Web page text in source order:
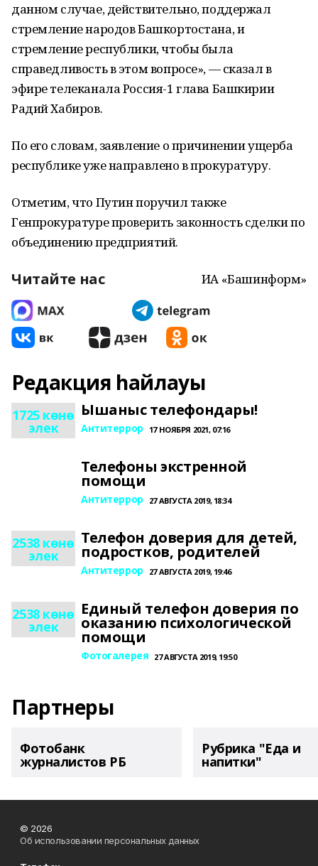
данном случае, действительно, поддержал
стремление народов Башкортостана, и
стремление республики, чтобы была
справедливость в этом вопросе», — сказал в
эфире телеканала Россия-1 глава Башкирии
Радий Хабиров.
По его словам, заявление о причинении ущерба
республике уже направлено в прокуратуру.
Отметим, что Путин поручил также
Генпрокуратуре проверить законность сделки по
объединению предприятий.
ИА «Башинформ»
Читайте нас
Редакция һайлауы
1725 көнө
элек
Ышаныс телефондары!
Антитеррор 17 НОЯБРЯ 2021, 07:16
Телефоны экстренной
помощи
Антитеррор 27 АВГУСТА 2019, 18:34
2538 көнө
элек
Телефон доверия для детей,
подростков, родителей
Антитеррор 27 АВГУСТА 2019, 19:46
2538 көнө
элек
Единый телефон доверия по
оказанию психологической
помощи
Фотогалерея 27 АВГУСТА 2019, 19:50
Партнеры
Фотобанк
журналистов РБ
Рубрика "Еда и
напитки"
© 2026
Об использовании персональных данных